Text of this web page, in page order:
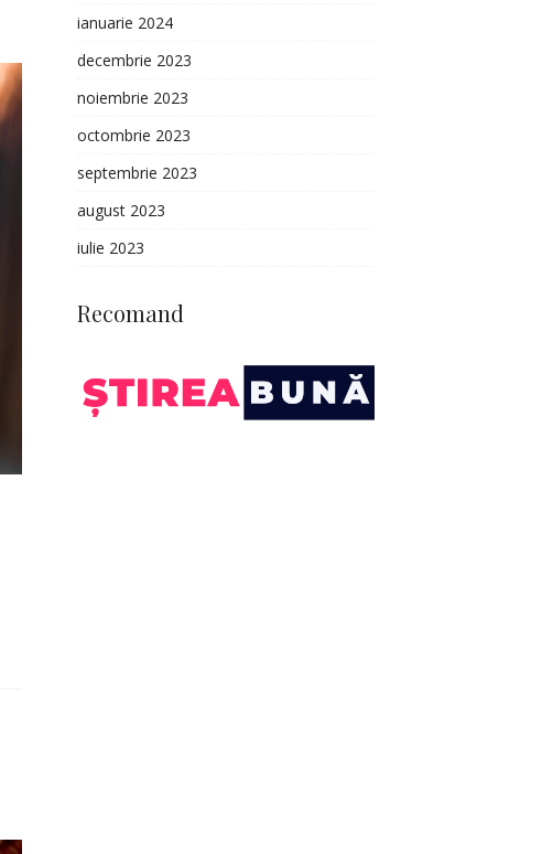
ianuarie 2024
decembrie 2023
noiembrie 2023
octombrie 2023
septembrie 2023
august 2023
iulie 2023
Recomand